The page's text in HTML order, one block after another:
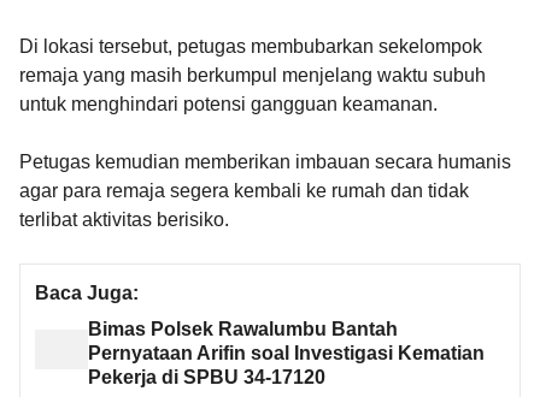
Di lokasi tersebut, petugas membubarkan sekelompok
remaja yang masih berkumpul menjelang waktu subuh
untuk menghindari potensi gangguan keamanan.
Petugas kemudian memberikan imbauan secara humanis
agar para remaja segera kembali ke rumah dan tidak
terlibat aktivitas berisiko.
Baca Juga:
Bimas Polsek Rawalumbu Bantah
Pernyataan Arifin soal Investigasi Kematian
Pekerja di SPBU 34-17120